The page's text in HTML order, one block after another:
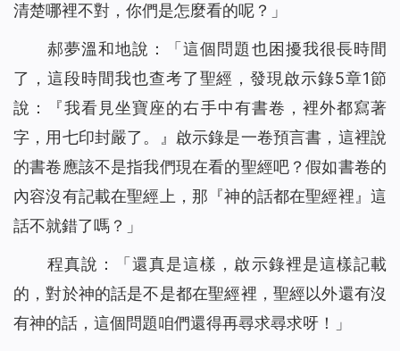
清楚哪裡不對，你們是怎麼看的呢？」
郝夢溫和地說：「這個問題也困擾我很長時間
了，這段時間我也查考了聖經，發現啟示錄5章1節
說：『我看見坐寶座的右手中有書卷，裡外都寫著
字，用七印封嚴了。
』啟示錄是一卷預言書，這裡說
的書卷應該不是指我們現在看的聖經吧？假如書卷的
內容沒有記載在聖經上，那『神的話都在聖經裡』這
話不就錯了嗎？」
程真說：「還真是這樣，啟示錄裡是這樣記載
的，對於神的話是不是都在聖經裡，聖經以外還有沒
有神的話，這個問題咱們還得再尋求尋求呀！」